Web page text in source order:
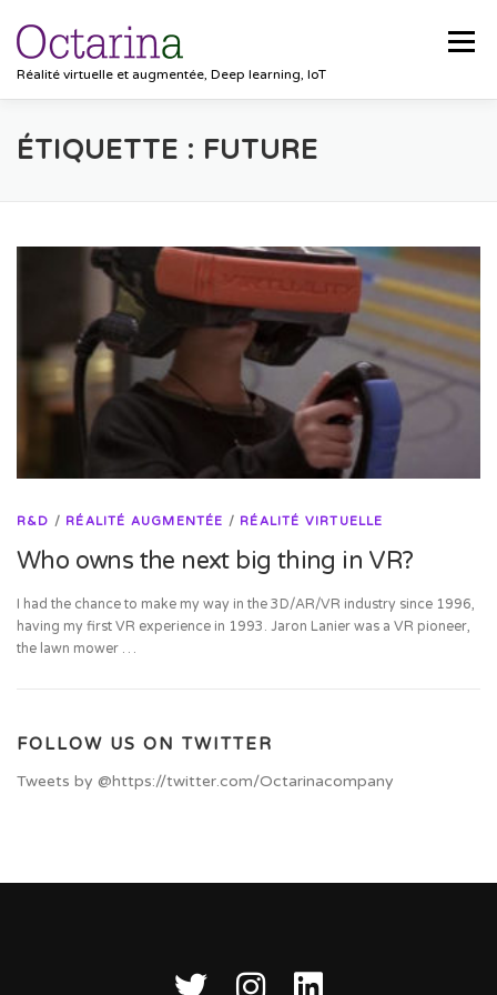
contenu
Réalité virtuelle et augmentée, Deep learning, IoT
Menu
ACCUEIL PROJETS SOLUTIONS
ÉTIQUETTE : FUTURE
R&D / RÉALITÉ AUGMENTÉE / RÉALITÉ VIRTUELLE
Who owns the next big thing in VR?
I had the chance to make my way in the 3D/AR/VR industry since 1996,
having my first VR experience in 1993. Jaron Lanier was a VR pioneer,
the lawn mower …
FOLLOW US ON TWITTER
Tweets by @https://twitter.com/Octarinacompany